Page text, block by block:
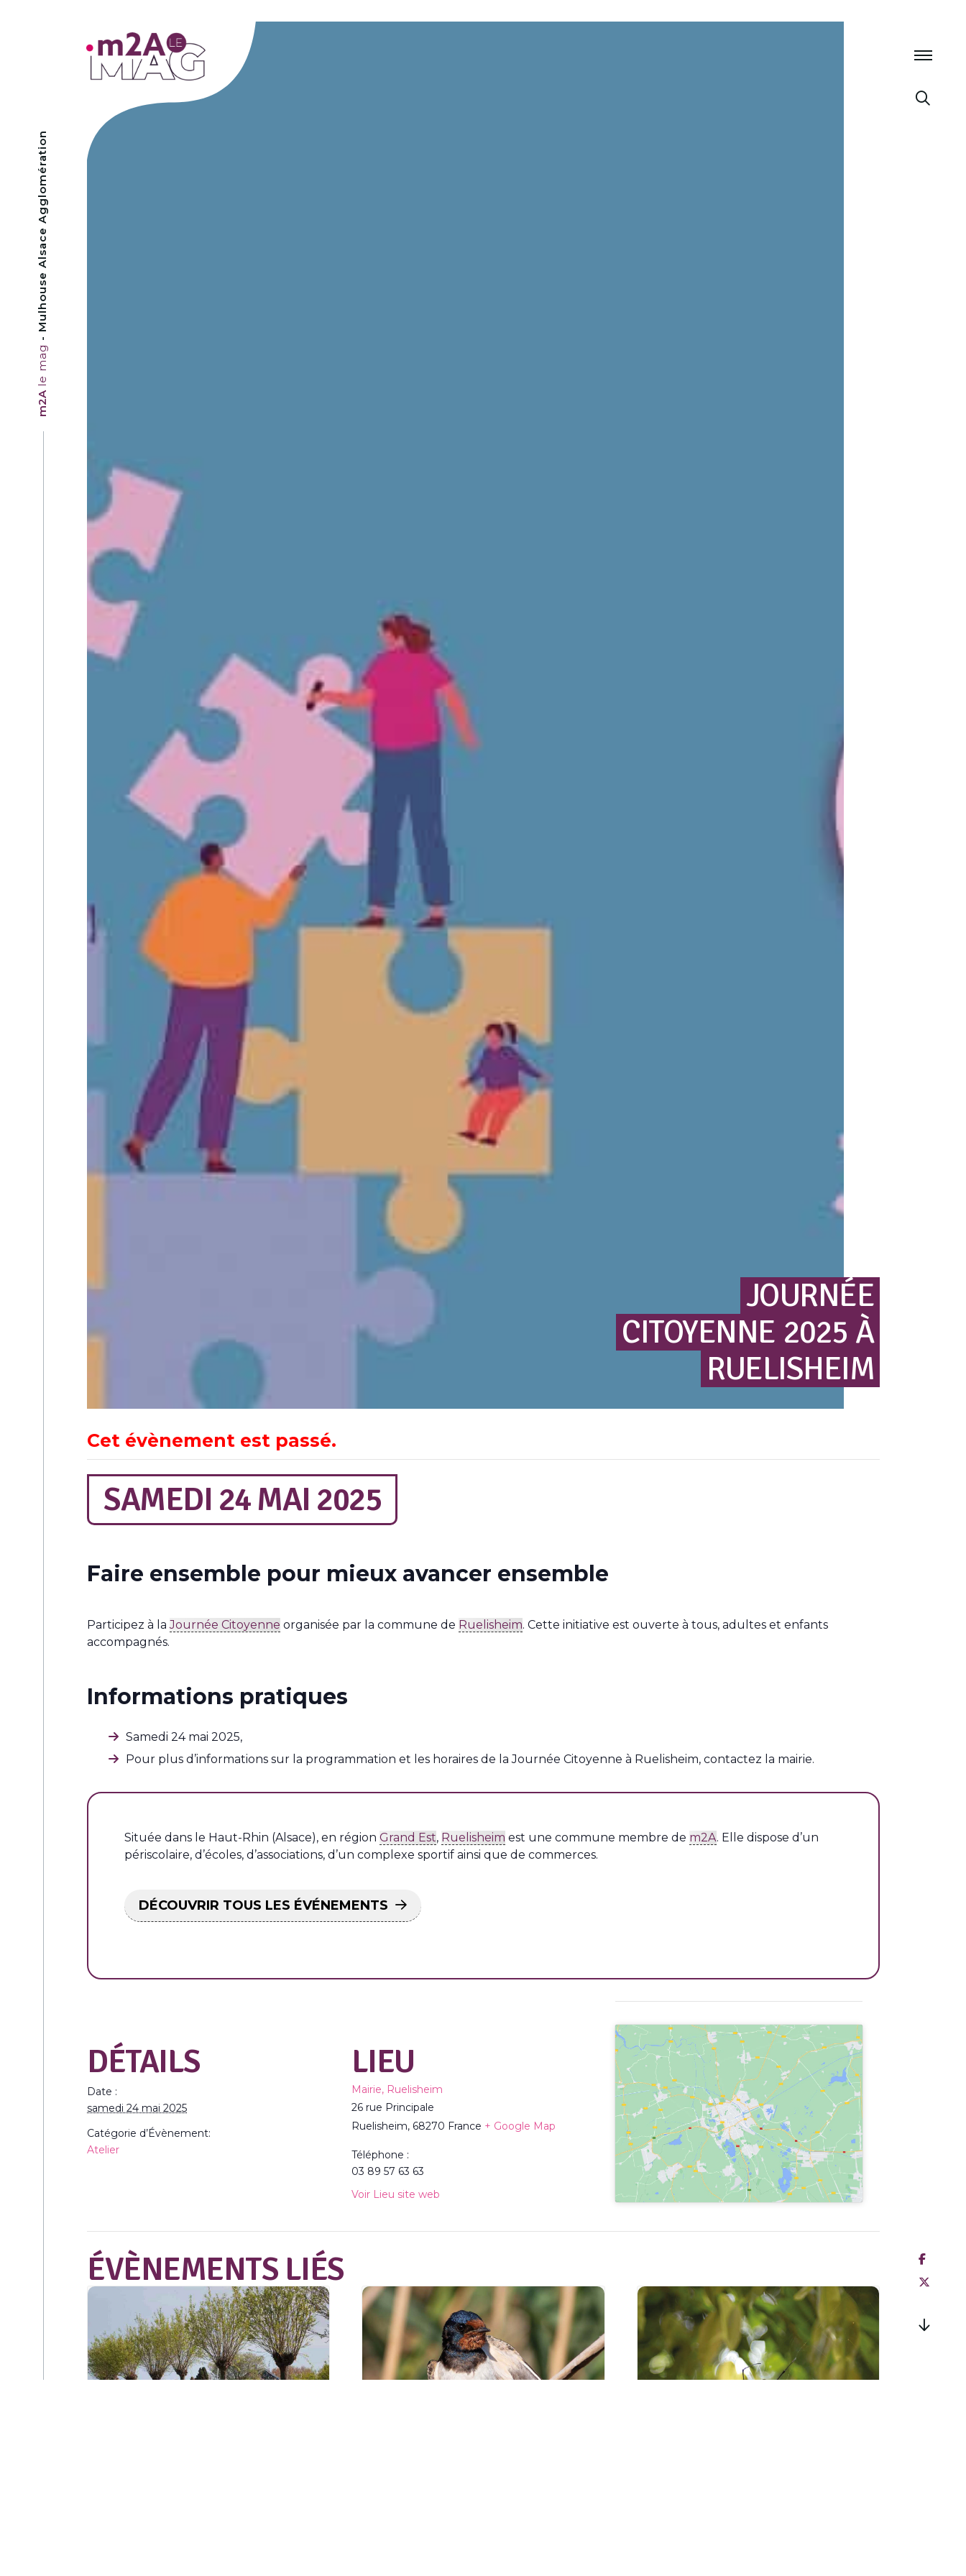
m2A
le mag
- Mulhouse Alsace Agglomération
JOURNÉE
CITOYENNE 2025 À
RUELISHEIM
Cet évènement est passé.
SAMEDI 24 MAI 2025
Faire ensemble pour mieux avancer ensemble
Participez à laJournée Citoyenne organisée par la commune de Ruelisheim. Cette initiative est ouverte à tous, adultes et enfants
accompagnés.
Informations pratiques
Samedi 24 mai 2025,
Pour plus d’informations sur la programmation et les horaires de la Journée Citoyenne à Ruelisheim, contactez la mairie.
Située dans le Haut-Rhin (Alsace), en région Grand Est, Ruelisheim est une commune membre de m2A. Elle dispose d’un
périscolaire, d’écoles, d’associations, d’un complexe sportif ainsi que de commerces.
DÉCOUVRIR TOUS LES ÉVÉNEMENTS
DÉTAILS
Date :
samedi 24 mai 2025
Catégorie d’Évènement:
Atelier
LIEU
Mairie, Ruelisheim
26 rue Principale
Ruelisheim, 68270 France + Google Map
Téléphone :
03 89 57 63 63
Voir Lieu site web
ÉVÈNEMENTS LIÉS